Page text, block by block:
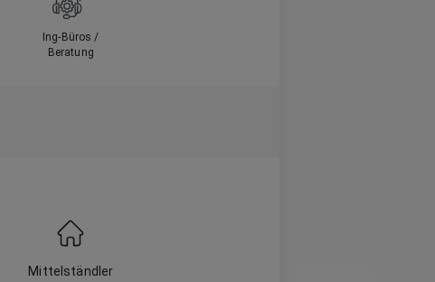
Ing-Büros /
Beratung
Mittelständler